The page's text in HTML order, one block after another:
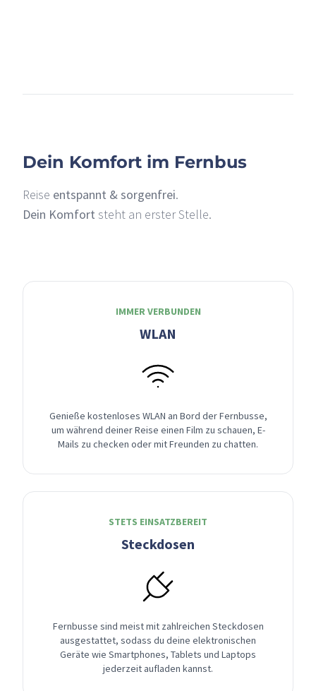
Dein Komfort im Fernbus
Reise entspannt & sorgenfrei.
Dein Komfort steht an erster Stelle.
IMMER VERBUNDEN
WLAN
Genieße kostenloses WLAN an Bord der Fernbusse,
um während deiner Reise einen Film zu schauen, E-
Mails zu checken oder mit Freunden zu chatten.
STETS EINSATZBEREIT
Steckdosen
Fernbusse sind meist mit zahlreichen Steckdosen
ausgestattet, sodass du deine elektronischen
Geräte wie Smartphones, Tablets und Laptops
jederzeit aufladen kannst.